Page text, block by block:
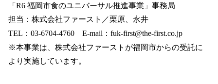
「R6 福岡市食のユニバーサル推進事業」事務局
担当：株式会社ファースト／栗原、永井
TEL：03‐6704‐4760 E-mail：fuk-first@the-first.co.jp
※本事業は、株式会社ファーストが福岡市からの受託に
より実施しています。